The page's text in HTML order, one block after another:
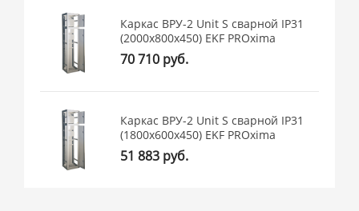
Каркас ВРУ-2 Unit S сварной IP31
(2000х800х450) EKF PROxima
70 710 руб.
Каркас ВРУ-2 Unit S сварной IP31
(1800х600х450) EKF PROxima
51 883 руб.